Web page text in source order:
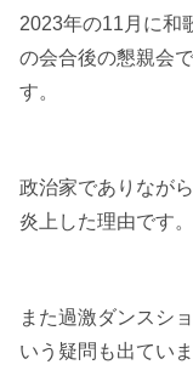
2023年の11月に和
の会合後の懇親会
す。
政治家でありなが
炎上した理由です。
また過激ダンスシ
いう疑問も出ていま